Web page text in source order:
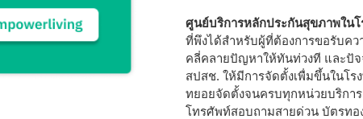
ศูนย์บริการหลักประกันสุขภาพในโ
ที่พึงได้สำหรับผู้ที่ต้องการขอรับคว
คลี่คลายปัญหาให้ทันท่วงที และปั
สปสช. ให้มีการจัดตั้งเพื่มขึ้นในโร
ทยอยจัดตั้งจนครบทุกหน่วยบริกา
โทรศัพท์สอบถามสายด่วน บัตรทอ